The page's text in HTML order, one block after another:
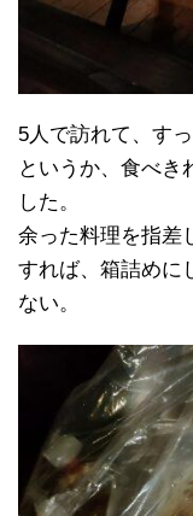
5人で訪れて、す
というか、食べき
した。
余った料理を指差
すれば、箱詰めに
ない。